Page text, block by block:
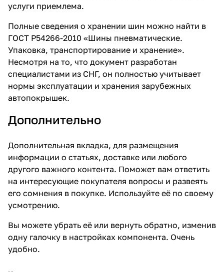
услуги приемлема.
Полные сведения о хранении шин можно найти в
ГОСТ Р54266-2010 «Шины пневматические.
Упаковка, транспортирование и хранение».
Несмотря на то, что документ разработан
специалистами из СНГ, он полностью учитывает
нормы эксплуатации и хранения зарубежных
автопокрышек.
Дополнительно
Дополнительная вкладка, для размещения
информации о статьях, доставке или любого
другого важного контента. Поможет вам ответить
на интересующие покупателя вопросы и развеять
его сомнения в покупке. Используйте её по своему
усмотрению.
Вы можете убрать её или вернуть обратно, изменив
одну галочку в настройках компонента. Очень
удобно.